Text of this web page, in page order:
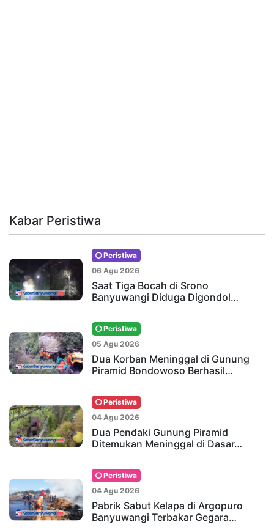
Kabar Peristiwa
Peristiwa
06 Agu 2026
Saat Tiga Bocah di Srono
Banyuwangi Diduga Digondol…
Peristiwa
05 Agu 2026
Dua Korban Meninggal di Gunung
Piramid Bondowoso Berhasil…
Peristiwa
04 Agu 2026
Dua Pendaki Gunung Piramid
Ditemukan Meninggal di Dasar…
Peristiwa
04 Agu 2026
Pabrik Sabut Kelapa di Argopuro
Banyuwangi Terbakar Gegara…